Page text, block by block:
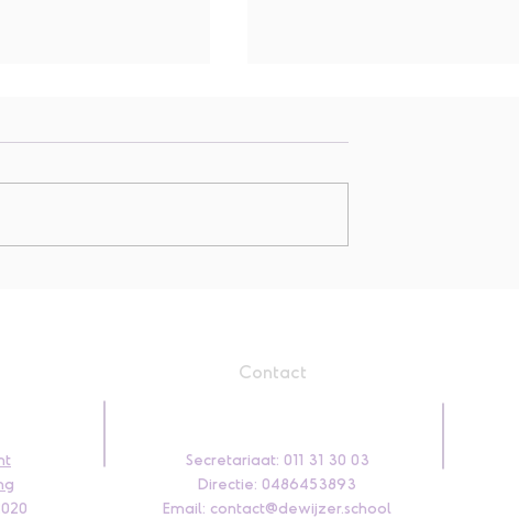
Contact
Secretariaat: 011 31 30 03
Directie: 0486453893
Email: contact@dewijzer.school